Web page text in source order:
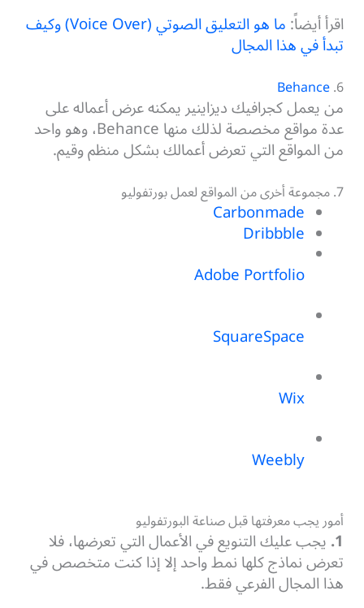
اقرأ أيضاً:
ما هو التعليق الصوتي (Voice Over) وكيف
تبدأ في هذا المجال
6.
Behance
من يعمل كجرافيك ديزاينير يمكنه عرض أعماله على
عدة مواقع مخصصة لذلك منها Behance، وهو واحد
من المواقع التي تعرض أعمالك بشكل منظم وقيم.
7. مجموعة أخرى من المواقع لعمل بورتفوليو
Carbonmade
Dribbble
Adobe Portfolio
SquareSpace
Wix
Weebly
أمور يجب معرفتها قبل صناعة البورتفوليو
1. يجب عليك التنويع في الأعمال التي تعرضها، فلا
تعرض نماذج كلها نمط واحد إلا إذا كنت متخصص في
هذا المجال الفرعي فقط.